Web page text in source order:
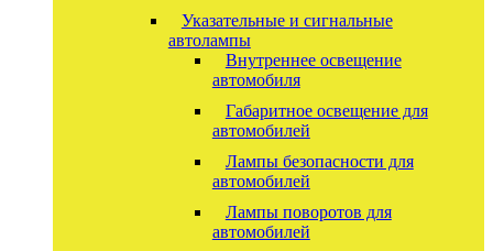
Указательные и сигнальные
автолампы
Внутреннее освещение
автомобиля
Габаритное освещение для
автомобилей
Лампы безопасности для
автомобилей
Лампы поворотов для
автомобилей